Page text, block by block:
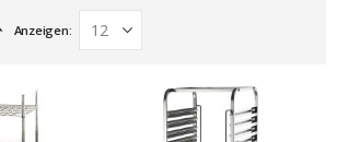
In
absteigender
Anzeigen